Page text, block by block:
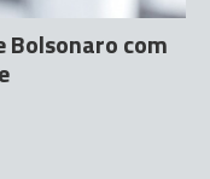
Bolsonaro com